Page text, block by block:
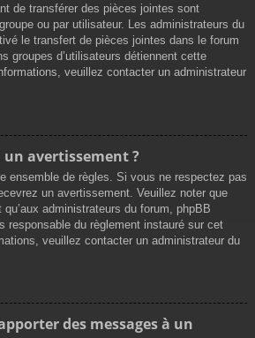
de transférer des pièces jointes sont
ou par utilisateur. Les administrateurs du
le transfert de pièces jointes dans le forum
groupes d’utilisateurs détiennent cette
veuillez contacter un administrateur
avertissement ?
ensemble de règles. Si vous ne respectez pas
un avertissement. Veuillez noter que
qu’aux administrateurs du forum, phpBB
responsable du règlement instauré sur cet
veuillez contacter un administrateur du
des messages à un